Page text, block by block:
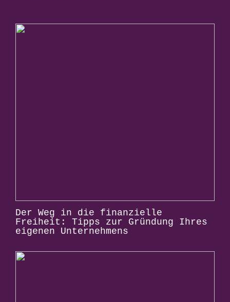
Der Weg in die finanzielle
Freiheit: Tipps zur Gründung Ihres
eigenen Unternehmens